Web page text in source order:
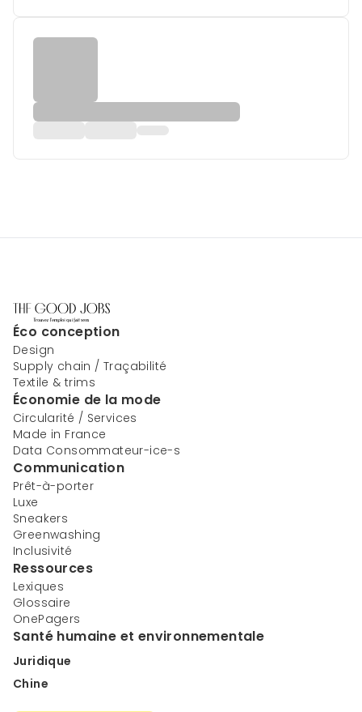
Éco conception
Design
Supply chain / Traçabilité
Textile & trims
Économie de la mode
Circularité / Services
Made in France
Data Consommateur-ice-s
Communication
Prêt-à-porter
Luxe
Sneakers
Greenwashing
Inclusivité
Ressources
Lexiques
Glossaire
OnePagers
Santé humaine et environnementale
Juridique
Chine